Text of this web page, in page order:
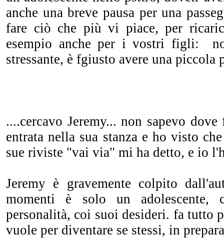
anche una breve pausa per una
fare ciò che più vi piace, per
esempio anche per i vostri figli:
stressante, è fgiusto avere una piccola
....cercavo Jeremy... non sapevo
entrata nella sua stanza e ho visto
sue riviste "vai via" mi ha detto, e io
Jeremy è gravemente colpito
momenti è solo un adolescente,
personalità, coi suoi desideri. fa tutto
vuole per diventare se stessi, in